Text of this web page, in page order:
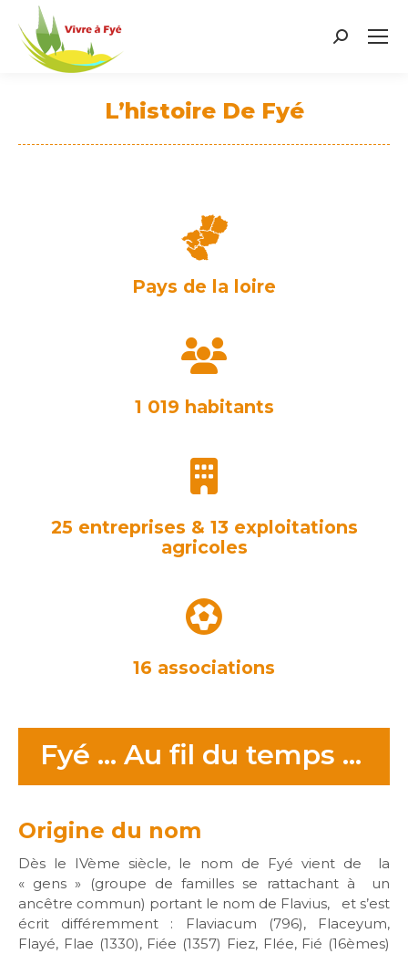
Search:
L’histoire De Fyé
Pays de la loire
1 019 habitants
25 entreprises & 13 exploitations
agricoles
16 associations
Fyé … Au fil du temps …
Origine du nom
Dès le IVème siècle, le nom de Fyé vient de la
« gens » (groupe de familles se rattachant à un
ancêtre commun) portant le nom de Flavius, et s’est
écrit différemment : Flaviacum (796), Flaceyum,
Flayé, Flae (1330), Fiée (1357) Fiez, Flée, Fié (16èmes)